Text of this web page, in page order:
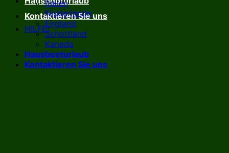
Kontaktieren Sie uns
HILFE!
Italien
Niederlande
England
Schottland
Kanada
Hausbooturlaub
Kontaktieren Sie uns